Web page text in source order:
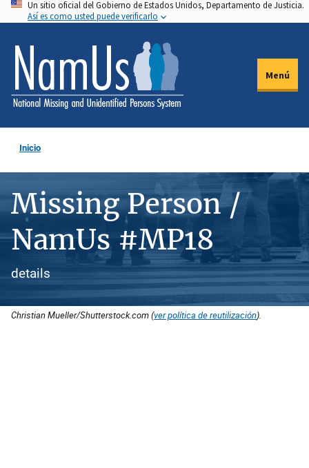
Pasar
al
contenido
principal
Un sitio oficial del Gobierno de Estados Unidos, Departamento de Justicia.
Así es como usted puede verificarlo
Menú
Inicio
Missing Person /
NamUs #MP18
details
Christian Mueller/Shutterstock.com (ver política de reutilización).